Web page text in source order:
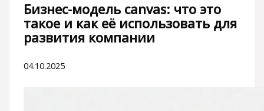
Бизнес-модель canvas: что это
такое и как её использовать для
развития компании
04.10.2025